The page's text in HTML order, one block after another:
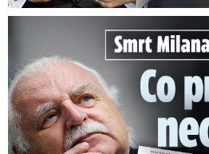
Smrt Milana Knížáka (†86): Co